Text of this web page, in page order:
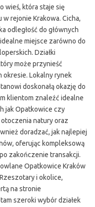
wieś, która staje się
rejonie Krakowa. Cicha,
odległość do głównych
miejsce zarówno do
Działki
może przynieść
okresie. Lokalny rynek
doskonałą okazję do
klientom znaleźć idealne
jak Opatkowice czy
natury oraz
doradzać, jak najlepiej
oferując kompleksową
zakończenie transakcji.
Opatkowice Kraków
i okolice,
na stronie
szeroki wybór działek